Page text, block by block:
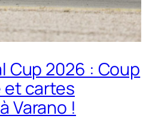
Cup 2026 : Coup
cartes
Varano !